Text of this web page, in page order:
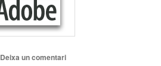
Deixa un comentari